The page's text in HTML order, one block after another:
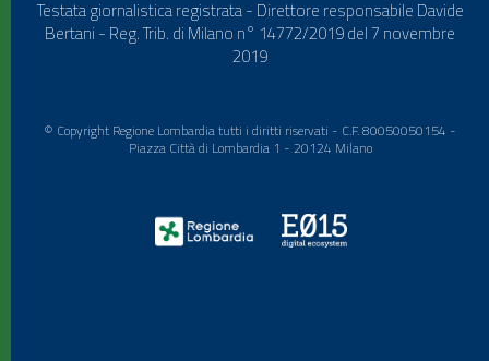
Testata giornalistica registrata - Direttore responsabile Davide
Bertani - Reg. Trib. di Milano n° 14772/2019 del 7 novembre
2019
© Copyright Regione Lombardia tutti i diritti riservati - C.F. 80050050154 -
Piazza Città di Lombardia 1 - 20124 Milano